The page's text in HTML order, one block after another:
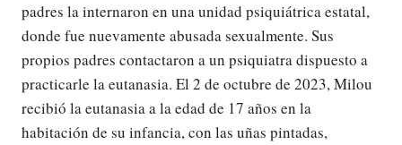
padres la internaron en una unidad psiquiátrica estatal,
donde fue nuevamente abusada sexualmente. Sus
propios padres contactaron a un psiquiatra dispuesto a
practicarle la eutanasia. El 2 de octubre de 2023, Milou
recibió la eutanasia a la edad de 17 años en la
habitación de su infancia, con las uñas pintadas,